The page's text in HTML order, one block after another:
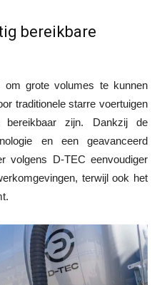
bereikbare
om grote volumes te kunnen
traditionele starre voertuigen
zijn. Dankzij de
en een geavanceerd
volgens D-TEC eenvoudiger
terwijl ook het